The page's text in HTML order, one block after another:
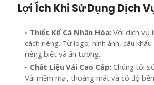
Lợi Ích Khi Sử Dụng Dịch
Thiết Kế Cá Nhân Hóa: Với dịch vụ
cách riêng. Từ logo, hình ảnh, câu
riêng biệt và ấn tượng.
Chất Liệu Vải Cao Cấp: Chúng tôi
Vải mềm mại, thoáng mát và có độ